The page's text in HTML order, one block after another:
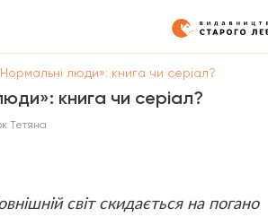
люди»: книга чи серіал?
книга чи серіал?
Тетяна
світ скидається на погано